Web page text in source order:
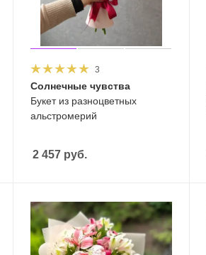
3
Букет из разноцветных
альстромерий
Солнечные чувства
2 457 руб.